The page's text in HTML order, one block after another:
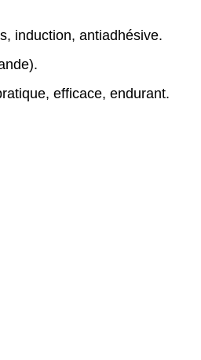
induction, antiadhésive.
efficace, endurant.